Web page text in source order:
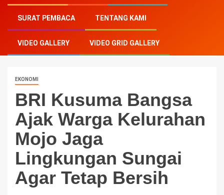
SURAT PEMBACA TENTANG KAMI
VIDEO GALLERY VIDEO GRID GALLERY
Home-Ekonomi-BRI Kusuma Bangsa Ajak Warga
Kelurahan Mojo Jaga Lingkungan Sungai Agar Tetap
Bersih
EKONOMI
BRI Kusuma Bangsa
Ajak Warga Kelurahan
Mojo Jaga
Lingkungan Sungai
Agar Tetap Bersih